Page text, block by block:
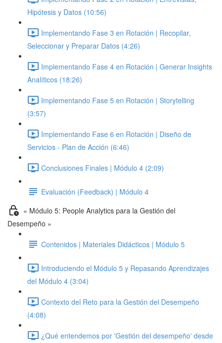
Hipótesis y Datos (10:56)
Implementando Fase 3 en Rotación | Recopilar,
Seleccionar y Preparar Datos (4:26)
Implementando Fase 4 en Rotación | Generar Insights
Analíticos (18:26)
Implementando Fase 5 en Rotación | Storytelling
(3:57)
Implementando Fase 6 en Rotación | Diseño de
Servicios - Plan de Acción (6:46)
Conclusiones Finales | Módulo 4 (2:09)
Evaluación (Feedback) | Módulo 4
« Módulo 5: People Analytics para la Gestión del
Desempeño »
Contenidos | Materiales Didácticos | Módulo 5
Introduciendo el Módulo 5 y Repasando Aprendizajes
del Módulo 4 (3:04)
Contexto del Reto para la Gestión del Desempeño
(4:08)
¿Qué entendemos por 'Gestión del desempeño' desde